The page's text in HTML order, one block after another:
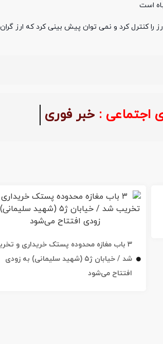
است
را کنترل کرد و نمی توان پیش بینی کرد که ارز
اجتماعی : خبر فوری
۳ باب مغازه محدوده پستک خریداری و
شد / خیابان ژ۵ (شهید سلیمانی) به زودی
افتتاح می‌شود